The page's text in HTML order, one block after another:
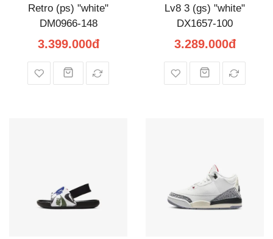
Retro (ps) "white"
DM0966-148
3.399.000đ
Lv8 3 (gs) "white"
DX1657-100
3.289.000đ